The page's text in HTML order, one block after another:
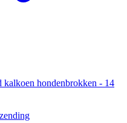
hondenbrokken - 14